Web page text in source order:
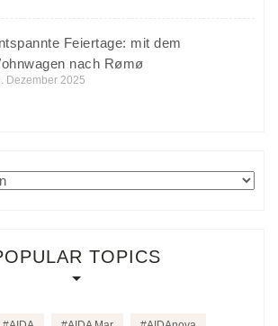
Feiertage: mit dem
nach Rømø
Dezember 2025
TOPICS